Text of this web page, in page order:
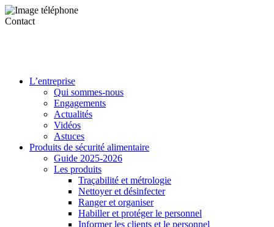
Contact
L’entreprise
Qui sommes-nous
Engagements
Actualités
Vidéos
Astuces
Produits de sécurité alimentaire
Guide 2025-2026
Les produits
Traçabilité et métrologie
Nettoyer et désinfecter
Ranger et organiser
Habiller et protéger le personnel
Informer les clients et le personnel